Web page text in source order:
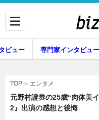
ビュー 専門家インタビュー
TOP エンタメ
元野村證券の25歳“肉体美
2』出演の感想と後悔